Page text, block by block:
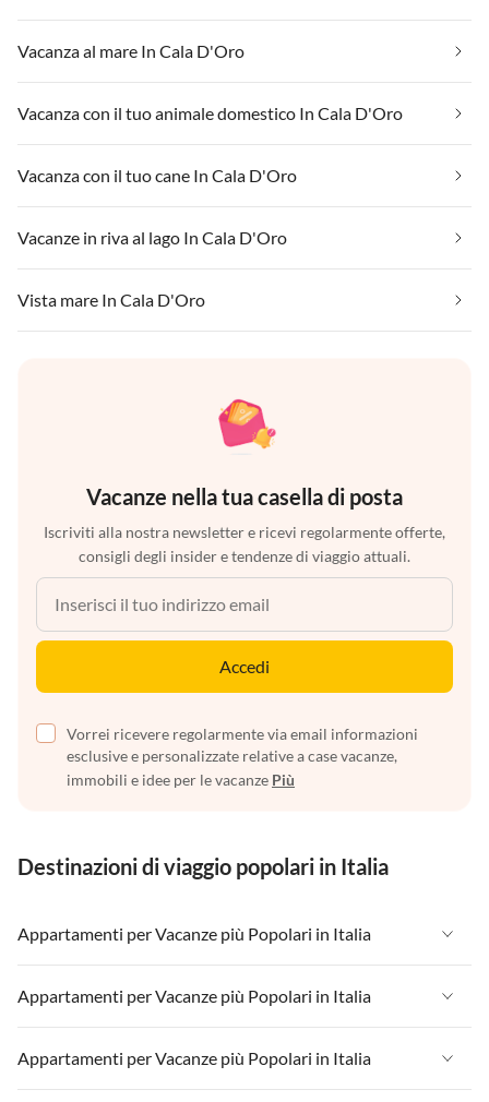
Vacanza al mare In Cala D'Oro
Vacanza con il tuo animale domestico In Cala D'Oro
Vacanza con il tuo cane In Cala D'Oro
Vacanze in riva al lago In Cala D'Oro
Vista mare In Cala D'Oro
Vacanze nella tua casella di posta
Iscriviti alla nostra newsletter e ricevi regolarmente offerte,
consigli degli insider e tendenze di viaggio attuali.
Accedi
Vorrei ricevere regolarmente via email informazioni
esclusive e personalizzate relative a case vacanze,
immobili e idee per le vacanze Più
Destinazioni di viaggio popolari in Italia
Appartamenti per Vacanze più Popolari in Italia
Appartamenti per Vacanze in Italia
Appartamenti per Vacanze in Liguria
Appartamenti per Vacanze in Lombardia
Appartamenti per Vacanze più Popolari in Italia
Appartamenti per Vacanze in Italia
Appartamenti per Vacanze in Liguria
Appartamenti per Vacanze più Popolari in Italia